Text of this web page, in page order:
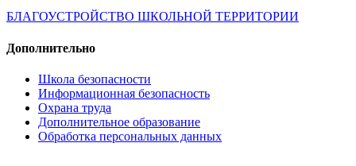
БЛАГОУСТРОЙСТВО ШКОЛЬНОЙ ТЕРРИТОРИИ
Дополнительно
Школа безопасности
Информационная безопасность
Охрана труда
Дополнительное образование
Обработка персональных данных